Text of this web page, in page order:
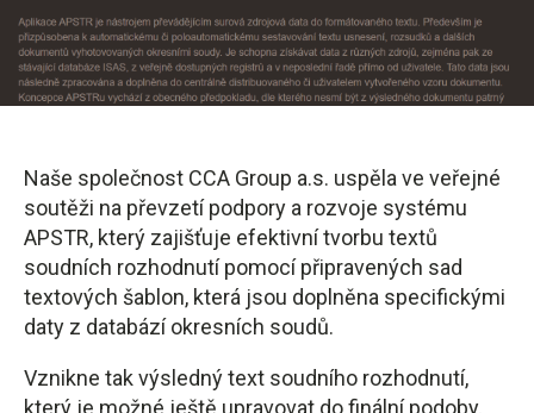
Naše společnost CCA Group a.s. uspěla ve veřejné
soutěži na převzetí podpory a rozvoje systému
APSTR, který zajišťuje efektivní tvorbu textů
soudních rozhodnutí pomocí připravených sad
textových šablon, která jsou doplněna specifickými
daty z databází okresních soudů.
Vznikne tak výsledný text soudního rozhodnutí,
který je možné ještě upravovat do finální podoby.